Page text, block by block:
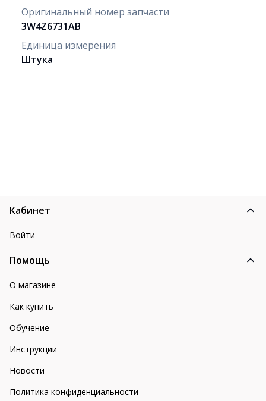
Оригинальный номер запчасти
3W4Z6731AB
Единица измерения
Штука
Кабинет
Войти
Помощь
О магазине
Как купить
Обучение
Инструкции
Новости
Политика конфиденциальности